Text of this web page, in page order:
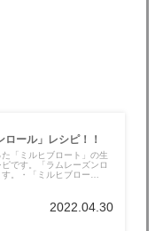
ロール」レシピ！！
「ミルヒブロート」の生
です。「ラムレーズンロ
。・「ミルヒブロー
2022.04.30